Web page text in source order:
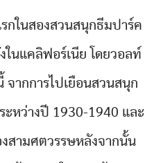
ในสองสวนสนุกธีมปาร์ค
นแคลิฟอร์เนีย โดยวอลท์
จากการไปเยือนสวนสนุก
ะหว่างปี 1930-1940 และ
งสามศตวรรษหลังจากนั้น